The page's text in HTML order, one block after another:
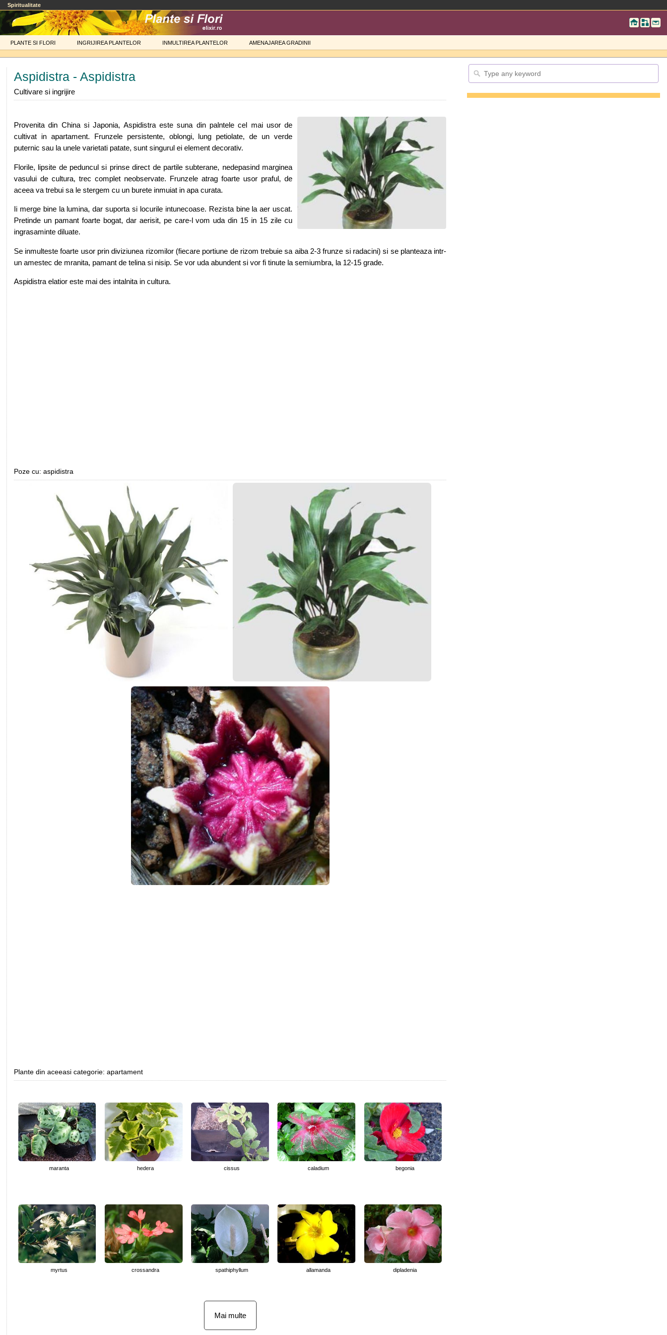
Spiritualitate
PLANTE SI FLORI INGRIJIREA PLANTELOR INMULTIREA PLANTELOR AMENAJAREA GRADINII
Aspidistra - Aspidistra
Cultivare si ingrijire
Provenita din China si Japonia, Aspidistra este suna din palntele cel mai usor de
cultivat in apartament. Frunzele persistente, oblongi, lung petiolate, de un verde
puternic sau la unele varietati patate, sunt singurul ei element decorativ.
Florile, lipsite de peduncul si prinse direct de partile subterane, nedepasind marginea
vasului de cultura, trec complet neobservate. Frunzele atrag foarte usor praful, de
aceea va trebui sa le stergem cu un burete inmuiat in apa curata.
Ii merge bine la lumina, dar suporta si locurile intunecoase. Rezista bine la aer uscat.
Pretinde un pamant foarte bogat, dar aerisit, pe care-l vom uda din 15 in 15 zile cu
ingrasaminte diluate.
Se inmulteste foarte usor prin diviziunea rizomilor (fiecare portiune de rizom trebuie sa aiba 2-3 frunze si radacini) si se planteaza intr-
un amestec de mranita, pamant de telina si nisip. Se vor uda abundent si vor fi tinute la semiumbra, la 12-15 grade.
Aspidistra elatior este mai des intalnita in cultura.
Poze cu: aspidistra
Plante din aceeasi categorie: apartament
maranta hedera cissus caladium begonia
myrtus crossandra spathiphyllum allamanda dipladenia
Mai multe